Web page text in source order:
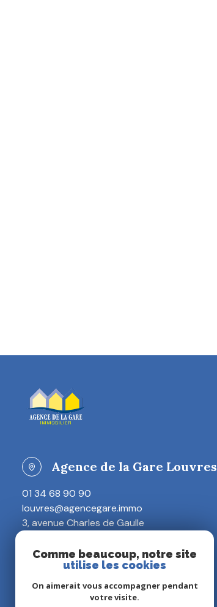
Agence de la Gare Louvres
01 34 68 90 90
louvres@agencegare.immo
3, avenue Charles de Gaulle
Restons connectés
Comme beaucoup, notre site
utilise les cookies
On aimerait vous accompagner pendant
votre visite.